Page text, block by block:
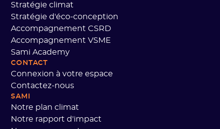
Stratégie climat
Stratégie d'éco-conception
Accompagnement CSRD
Accompagnement VSME
Sami Academy
CONTACT
Connexion à votre espace
Contactez-nous
SAMI
Notre plan climat
Notre rapport d'impact